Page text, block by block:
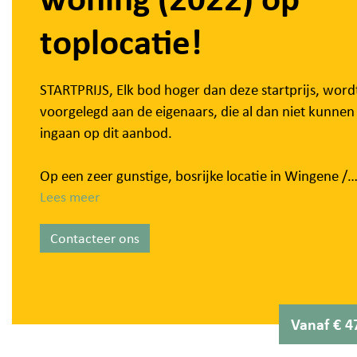
toplocatie!
STARTPRIJS, Elk bod hoger dan deze startprijs,
voorgelegd aan de eigenaars, die al dan niet kunnen
ingaan op dit aanbod.
Op een zeer gunstige, bosrijke locatie in Wingene /
Hertsberge bevindt zich deze recente, energiezuinige
nieuwbouwwoning met high-end afwerking. De
werd opgetrokken in 2020–2022 en staat op een
architectuur is dit een uitzonderlijk aanbod.
We betreden de woning via de inkomhal, die
Lees meer
Contacteer ons
Vanaf €